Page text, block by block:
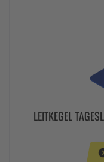
LEITKEGEL